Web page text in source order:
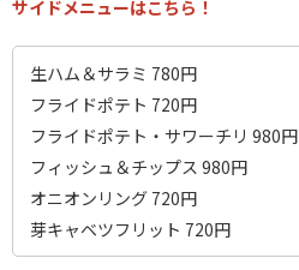
サイドメニューはこちら！
生ハム＆サラミ 780円
フライドポテト 720円
フライドポテト・サワーチリ 980円
フィッシュ＆チップス 980円
オニオンリング 720円
芽キャベツフリット 720円